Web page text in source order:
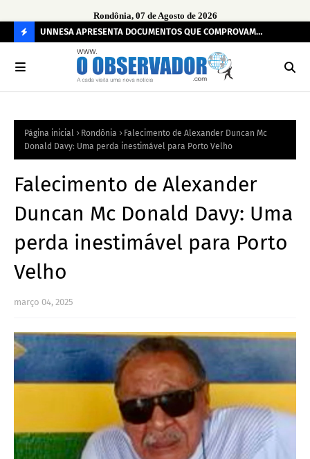
Rondônia, 07 de Agosto de 2026
O
R
UNNESA APRESENTA DOCUMENTOS QUE COMPROVAM
TRANSPARÊNCIA E LEGALIDADE NA OPERAÇÃO ALVO DA PF
Página inicial Rondônia
Falecimento de Alexander Duncan Mc
Donald Davy: Uma perda inestimável para Porto Velho
Falecimento de Alexander
Duncan Mc Donald Davy: Uma
perda inestimável para Porto
Velho
março 04, 2025